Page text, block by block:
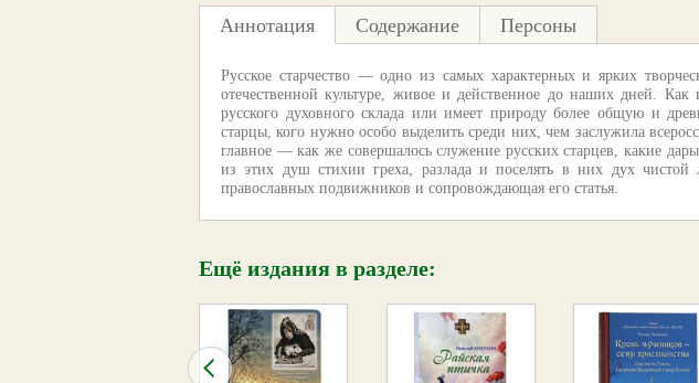
Аннотация Содержание Персоны
Русское старчество — одно из самых характерных и ярких
отечественной культуре, живое и действенное до наших дней.
русского духовного склада или имеет природу более общую и
старцы, кого нужно особо выделить среди них, чем заслужила
главное — как же совершалось служение русских старцев, какие
из этих душ стихии греха, разлада и поселять в них дух чистой
православных подвижников и сопровождающая его статья.
Ещё издания в разделе: